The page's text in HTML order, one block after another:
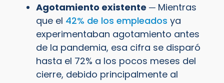
Agotamiento existente ─ Mientras
que el 42% de los empleados ya
experimentaban agotamiento antes
de la pandemia, esa cifra se disparó
hasta el 72% a los pocos meses del
cierre, debido principalmente al